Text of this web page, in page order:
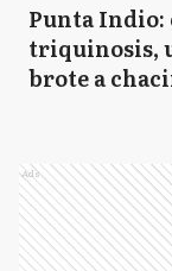
Punta Indio:
triquinosis,
brote a
Ads